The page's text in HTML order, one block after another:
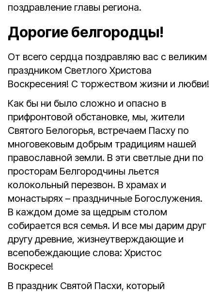
поздравление главы региона.
Дорогие белгородцы!
От всего сердца поздравляю вас с великим
праздником Светлого Христова
Воскресения! С торжеством жизни и любви!
Как бы ни было сложно и опасно в
прифронтовой обстановке, мы, жители
Святого Белогорья, встречаем Пасху по
многовековым добрым традициям нашей
православной земли. В эти светлые дни по
просторам Белгородчины льется
колокольный перезвон. В храмах и
монастырях – праздничные Богослужения.
В каждом доме за щедрым столом
собирается вся семья. И все мы дарим друг
другу древние, жизнеутверждающие и
всепобеждающие слова: Христос
Воскресе!
В праздник Святой Пасхи, который